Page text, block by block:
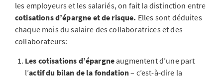
les employeurs et les salariés, on fait la distinction entre
cotisations d’épargne et de risque. Elles sont déduites
chaque mois du salaire des collaboratrices et des
collaborateurs:
Les cotisations d’épargneaugmentent d’une part
l’actif du bilan de la fondation– c’est-à-dire la